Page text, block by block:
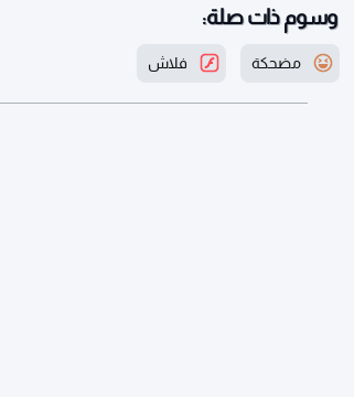
وسوم ذات صلة:
مضحكة فلاش